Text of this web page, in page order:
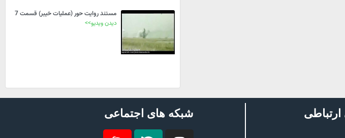
مستند روایت حور (عملیات خیبر) قسمت 7
دیدن ویدیو>>
شبکه های اجتماعی